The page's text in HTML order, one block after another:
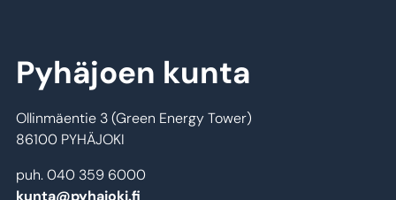
Pyhäjoen kunta
Ollinmäentie 3 (Green Energy Tower)
86100 PYHÄJOKI
puh. 040 359 6000
kunta@pyhajoki.fi